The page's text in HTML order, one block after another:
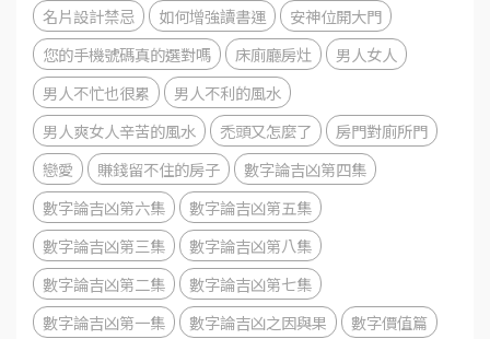
名片設計禁忌 如何增強讀書運
安神位開大門
您的手機號碼真的選對嗎
床廁廳房灶
男人女人
男人不忙也很累
男人不利的風水
男人爽女人辛苦的風水
禿頭又怎麼了
房門對廁所門
戀愛
賺錢留不住的房子
數字論吉凶第四集
數字論吉凶第六集
數字論吉凶第五集
數字論吉凶第三集
數字論吉凶第八集
數字論吉凶第二集
數字論吉凶第七集
數字論吉凶第一集
數字論吉凶之因與果
數字價值篇